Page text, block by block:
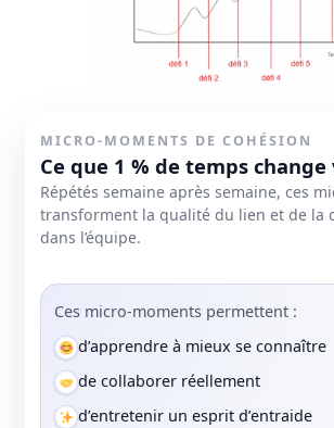
MICRO-MOMENTS DE COHÉSION
Ce que 1 % de temps
Répétés semaine après semaine, ces
transforment la qualité du lien et de la
dans l’équipe.
Ces micro-moments permettent :
d’apprendre à mieux se connaître
de collaborer réellement
d’entretenir un esprit d’entraide